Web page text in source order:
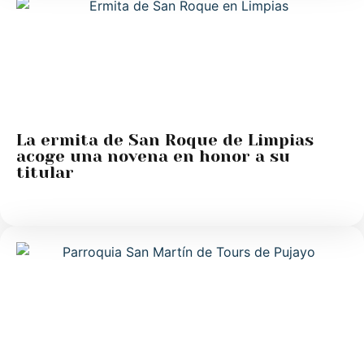
La ermita de San Roque de Limpias
acoge una novena en honor a su
titular